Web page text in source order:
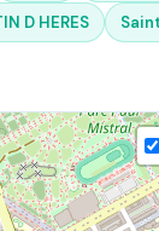
D HERES